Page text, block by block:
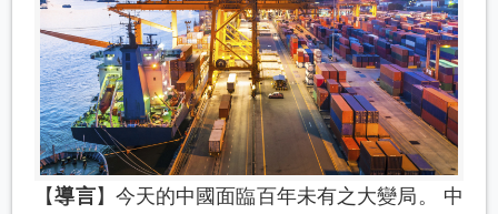
【導言】今天的中國面臨百年未有之大變局。 中